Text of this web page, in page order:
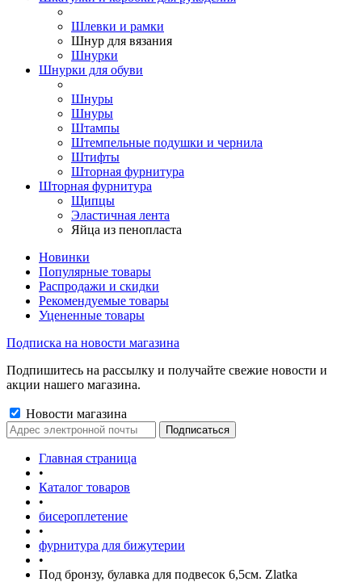
Шлевки и рамки
Шнур для вязания
Шнурки
Шнурки для обуви
Шнуры
Шнуры
Штампы
Штемпельные подушки и чернила
Штифты
Шторная фурнитура
Шторная фурнитура
Щипцы
Эластичная лента
Яйца из пенопласта
Новинки
Популярные товары
Распродажи и скидки
Рекомендуемые товары
Уцененные товары
Подписка на новости магазина
Подпишитесь на рассылку и получайте свежие новости и
акции нашего магазина.
Новости магазина
Главная страница
•
Каталог товаров
•
бисероплетение
•
фурнитура для бижутерии
•
Под бронзу, булавка для подвесок 6,5см. Zlatka